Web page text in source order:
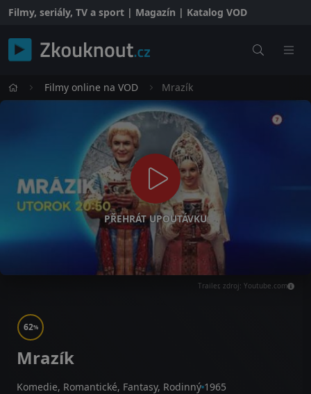
Filmy, seriály, TV a sport | Magazín | Katalog VOD
Filmy online na VOD Mrazík
PŘEHRÁT UPOUTÁVKU
Trailer, zdroj: Youtube.com
62%
Mrazík
Komedie, Romantické, Fantasy, Rodinný 1965